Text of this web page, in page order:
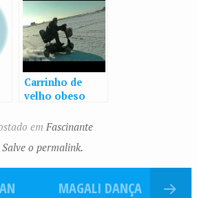
Carrinho de
velho obeso
emFascinante
Salve o permalink.
MAGALI DANÇA